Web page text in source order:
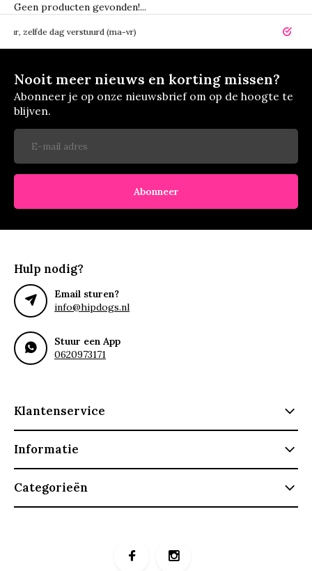
Geen producten gevonden!...
dag verstuurd (ma-vr) 14 dagen
Nooit meer nieuws en korting missen?
Abonneer je op onze nieuwsbrief om op de hoogte te
blijven.
Abonneer
Hulp nodig?
Email sturen?
info@hipdogs.nl
Stuur een App
0620973171
Klantenservice
Informatie
Categorieën